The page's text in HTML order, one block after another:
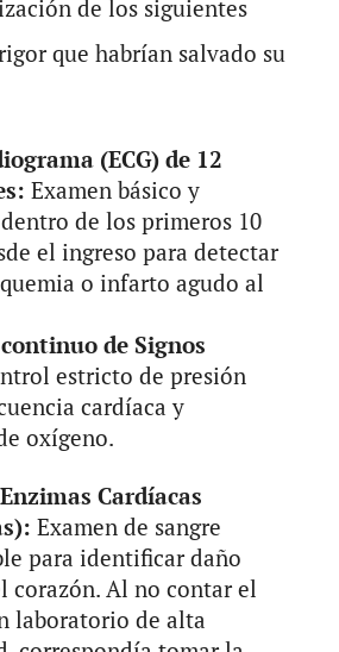
de los siguientes
que habrían salvado su
(ECG) de 12
Examen básico y
de los primeros 10
el ingreso para detectar
o infarto agudo al
de Signos
estricto de presión
cardíaca y
oxígeno.
Cardíacas
Examen de sangre
para identificar daño
corazón. Al no contar el
laboratorio de alta